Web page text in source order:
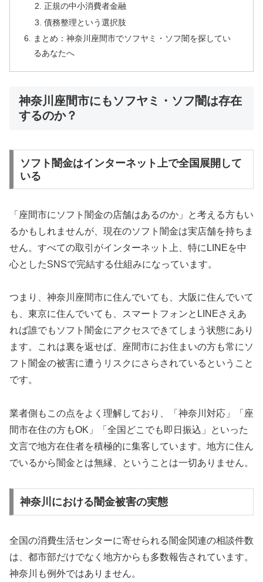
正規の中小消費者金融
債務整理という選択肢
まとめ：神奈川座間市でソフヤミ・ソフ闇を探してい
るあなたへ
神奈川座間市にもソフヤミ・ソフ闇は存在
するのか？
ソフト闇金はインターネット上で全国展開して
いる
「座間市にソフト闇金の店舗はあるのか」と考える方もい
るかもしれませんが、現在のソフト闇金は実店舗を持ちま
せん。すべての取引がインターネット上、特にLINEを中
心としたSNSで完結する仕組みになっています。
つまり、神奈川座間市に住んでいても、大阪に住んでいて
も、東京に住んでいても、スマートフォンとLINEさえあ
れば誰でもソフト闇金にアクセスできてしまう状態にあり
ます。これは裏を返せば、座間市にお住まいの方も常にソ
フト闇金の被害に遭うリスクにさらされているということ
です。
業者側もこの点をよく理解しており、「神奈川対応」「座
間市在住の方もOK」「全国どこでも即日振込」といった
文言で地方在住者を積極的に集客しています。地方に住ん
でいるから闇金とは無縁、ということは一切ありません。
神奈川における闇金被害の実態
全国の消費生活センターに寄せられる闇金関連の相談件数
は、都市部だけでなく地方からも多数報告されています。
神奈川も例外ではありません。